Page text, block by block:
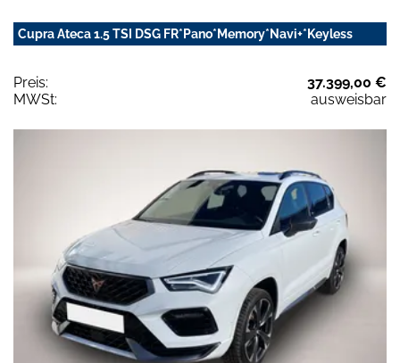
Cupra Ateca 1.5 TSI DSG FR*Pano*Memory*Navi+*Keyless
Preis:
37.399,00 €
MWSt:
ausweisbar